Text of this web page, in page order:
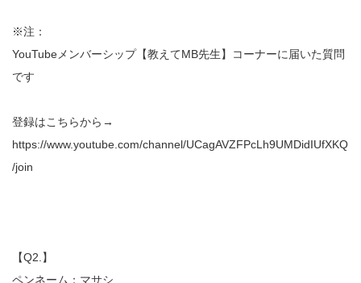
※注：
YouTubeメンバーシップ【教えてMB先生】コーナーに届いた質問
です
登録はこちらから→
https://www.youtube.com/channel/UCagAVZFPcLh9UMDidIUfXKQ
/join
【Q2.】
ペンネーム：マサシ